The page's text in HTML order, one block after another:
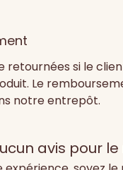
retournées si le
Le
notre entrepôt.
avis pour